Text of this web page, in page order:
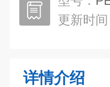
更新时间
详情介绍